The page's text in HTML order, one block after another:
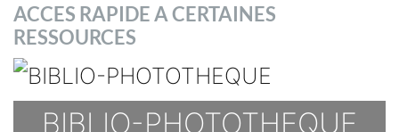
ACCES RAPIDE A CERTAINES
RESSOURCES
BIBLIO-PHOTOTHEQUE